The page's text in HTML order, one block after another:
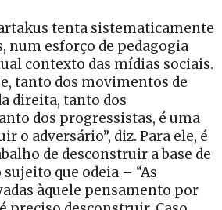
tenta sistematicamente
num esforço de pedagogia
contexto das mídias sociais.
tanto dos movimentos de
direita, tanto dos
dos progressistas, é uma
o adversário”, diz. Para ele, é
de desconstruir a base de
que odeia – “As
àquele pensamento por